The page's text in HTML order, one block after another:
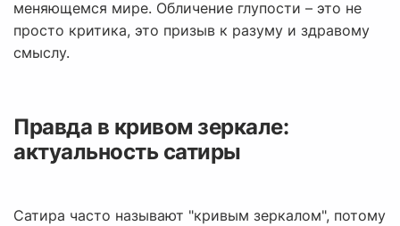
меняющемся мире. Обличение глупости – это не
просто критика, это призыв к разуму и здравому
смыслу.
Правда в кривом зеркале:
актуальность сатиры
Сатира часто называют "кривым зеркалом", потому